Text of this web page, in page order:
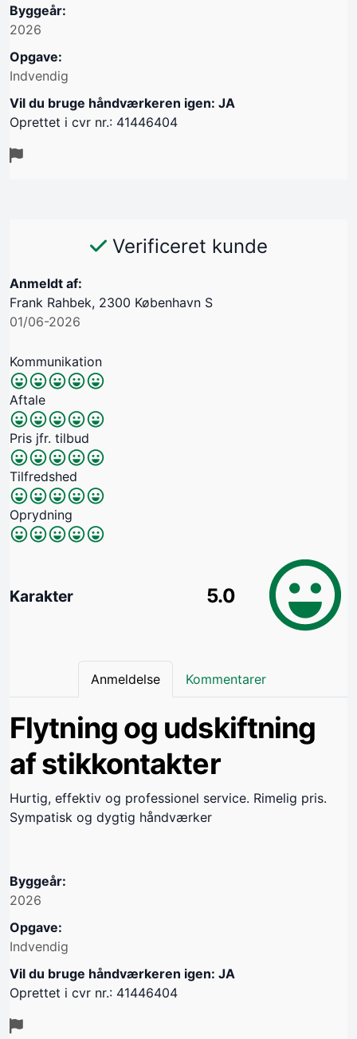
Byggeår:
2026
Opgave:
Indvendig
Vil du bruge håndværkeren igen: JA
Oprettet i cvr nr.: 41446404
Verificeret kunde
Anmeldt af:
Frank Rahbek, 2300 København S
01/06-2026
Kommunikation
Aftale
Pris jfr. tilbud
Tilfredshed
Oprydning
Karakter 5.0
Anmeldelse Kommentarer
Flytning og udskiftning
af stikkontakter
Hurtig, effektiv og professionel service. Rimelig pris.
Sympatisk og dygtig håndværker
Byggeår:
2026
Opgave:
Indvendig
Vil du bruge håndværkeren igen: JA
Oprettet i cvr nr.: 41446404